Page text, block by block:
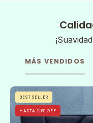
MÁS VENDIDOS
BEST SELLER
HASTA 20% OFF